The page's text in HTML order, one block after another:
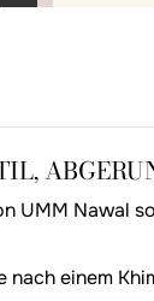
UMM Nawal
einem